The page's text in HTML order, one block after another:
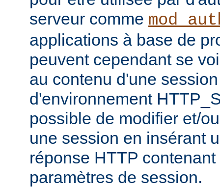
serveur comme
applications à base de
peuvent cependant se
au contenu d'une
d'environnement
possible de modifier et/
une session en insérant
réponse HTTP
paramètres de session.